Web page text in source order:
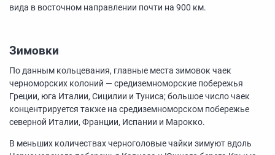
вида в восточном направлении почти на 900 км.
Зимовки
По данным кольцевания, главные места зимовок чаек
черноморских колоний — средиземноморские побережья
Греции, юга Италии, Сицилии и Туниса; большое число чаек
концентрируется также на средиземноморском побережье
северной Италии, Франции, Испании и Марокко.
В меньших количествах черноголовые чайки зимуют вдоль